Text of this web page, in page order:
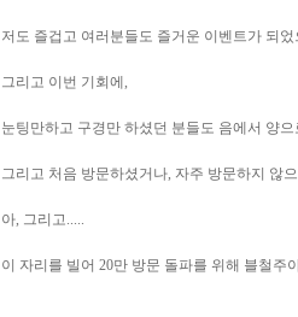
저도 즐겁고 여러분들도 즐거운 이벤트가 되
그리고 이번 기회에,
눈팅만하고 구경만 하셨던 분들도 음에서 양
그리고 처음 방문하셨거나, 자주 방문하지 않
아, 그리고.....
이 자리를 빌어 20만 방문 돌파를 위해 블철주